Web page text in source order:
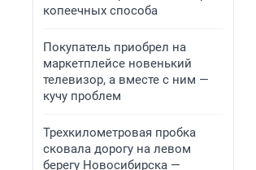
копеечных способа
Покупатель приобрел на
маркетплейсе новенький
телевизор, а вместе с ним —
кучу проблем
Трехкилометровая пробка
сковала дорогу на левом
берегу Новосибирска —